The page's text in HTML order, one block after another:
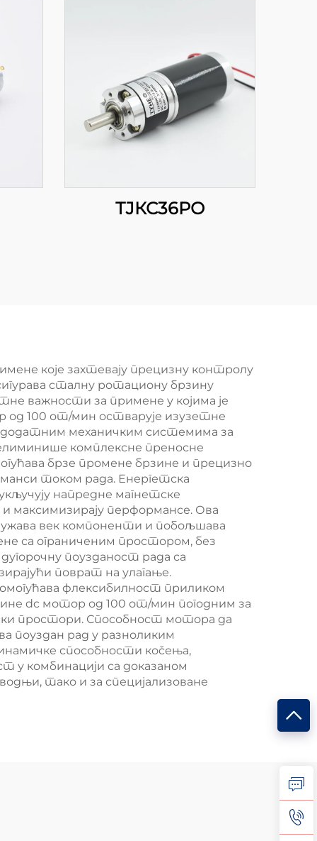
ТЈКС36РО
које захтевају прецизну контролу
сталну ротациону брзину
важности за примене у којима је
од 100 от/мин остварује изузетне
додатним механичким системима за
комплексне преносне
брзе промене брзине и прецизно
током рада. Енергетска
напредне магнетске
максимизирају перформансе. Ова
век компоненти и побољшава
са ограниченим простором, без
поузданост рада са
поврат на улагање.
флексибилност приликом
dc мотор од 100 от/мин погодним за
простори. Способност мотора да
поуздан рад у разноликим
способности коčења,
у комбинацији са доказаном
тако и за специјализоване